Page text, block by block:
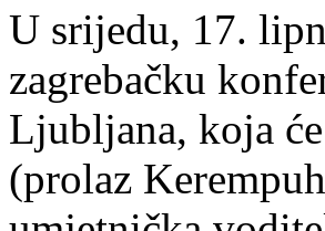
U srijedu, 17.
zagrebačku
Ljubljana, koja
(prolaz